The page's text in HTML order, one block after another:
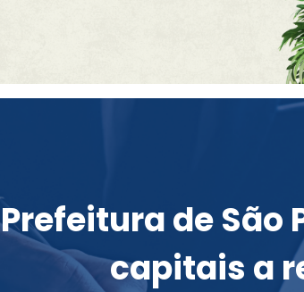
Prefeitura de São
capitais a